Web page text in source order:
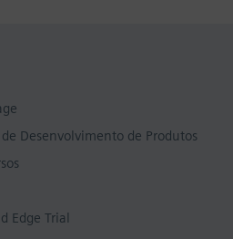
Desenvolvimento de Produtos
Edge Trial